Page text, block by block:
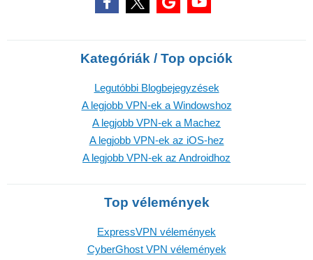
Kategóriák / Top opciók
Legutóbbi Blogbejegyzések
A legjobb VPN-ek a Windowshoz
A legjobb VPN-ek a Machez
A legjobb VPN-ek az iOS-hez
A legjobb VPN-ek az Androidhoz
Top vélemények
ExpressVPN vélemények
CyberGhost VPN vélemények